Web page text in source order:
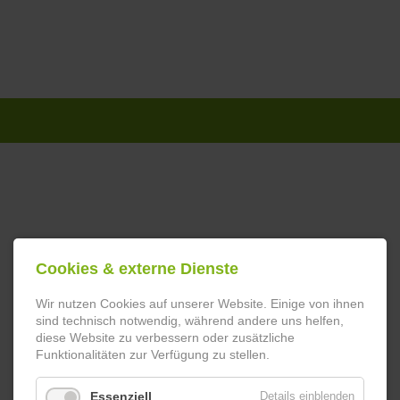
Cookies & externe Dienste
Wir nutzen Cookies auf unserer Website. Einige von ihnen
sind technisch notwendig, während andere uns helfen,
diese Website zu verbessern oder zusätzliche
Funktionalitäten zur Verfügung zu stellen.
Essenziell Details einblenden